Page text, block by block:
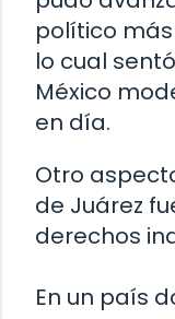
político
lo cual
México
en día.
Otro
de Juárez
derechos
En un país